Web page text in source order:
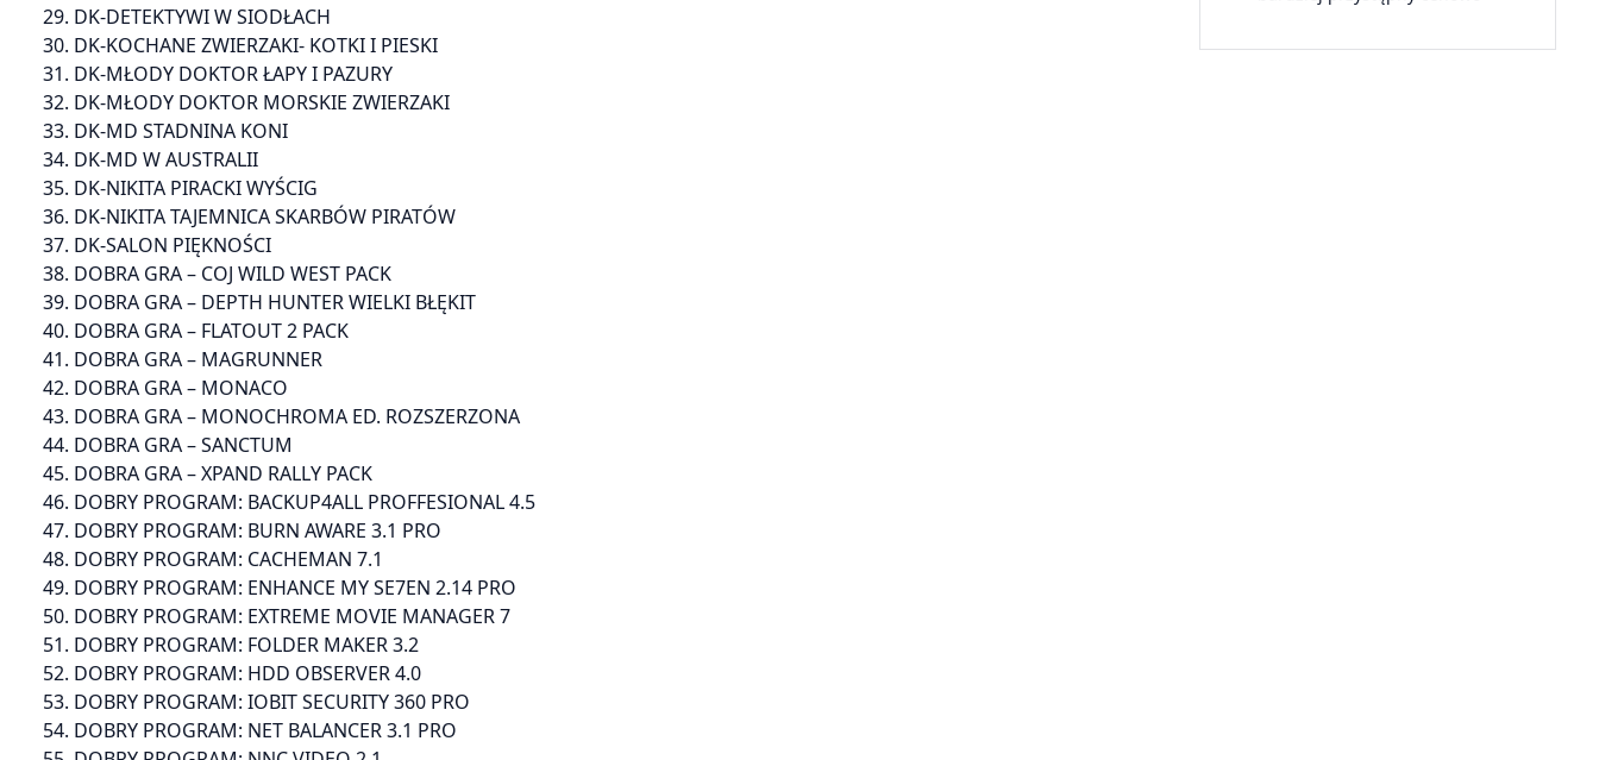
29. DK-DETEKTYWI W SIODŁACH
30. DK-KOCHANE ZWIERZAKI- KOTKI I PIESKI
31. DK-MŁODY DOKTOR ŁAPY I PAZURY
32. DK-MŁODY DOKTOR MORSKIE ZWIERZAKI
33. DK-MD STADNINA KONI
34. DK-MD W AUSTRALII
35. DK-NIKITA PIRACKI WYŚCIG
36. DK-NIKITA TAJEMNICA SKARBÓW PIRATÓW
37. DK-SALON PIĘKNOŚCI
38. DOBRA GRA – COJ WILD WEST PACK
39. DOBRA GRA – DEPTH HUNTER WIELKI BŁĘKIT
40. DOBRA GRA – FLATOUT 2 PACK
41. DOBRA GRA – MAGRUNNER
42. DOBRA GRA – MONACO
43. DOBRA GRA – MONOCHROMA ED. ROZSZERZONA
44. DOBRA GRA – SANCTUM
45. DOBRA GRA – XPAND RALLY PACK
46. DOBRY PROGRAM: BACKUP4ALL PROFFESIONAL 4.5
47. DOBRY PROGRAM: BURN AWARE 3.1 PRO
48. DOBRY PROGRAM: CACHEMAN 7.1
49. DOBRY PROGRAM: ENHANCE MY SE7EN 2.14 PRO
50. DOBRY PROGRAM: EXTREME MOVIE MANAGER 7
51. DOBRY PROGRAM: FOLDER MAKER 3.2
52. DOBRY PROGRAM: HDD OBSERVER 4.0
53. DOBRY PROGRAM: IOBIT SECURITY 360 PRO
54. DOBRY PROGRAM: NET BALANCER 3.1 PRO